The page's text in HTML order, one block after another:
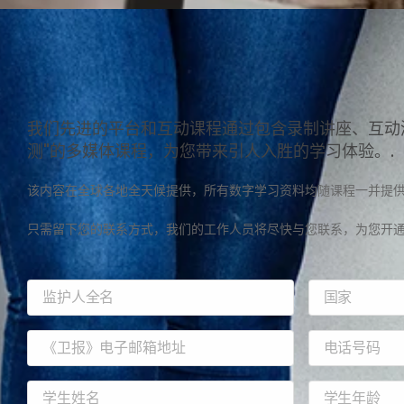
我们先进的平台和互动课程通过包含录制讲座、互
测"的多媒体课程，为您带来引人入胜的学习体验。.
该内容在全球各地全天候提供，所有数字学习资料均随课程一并提
只需留下您的联系方式，我们的工作人员将尽快与您联系，为您开